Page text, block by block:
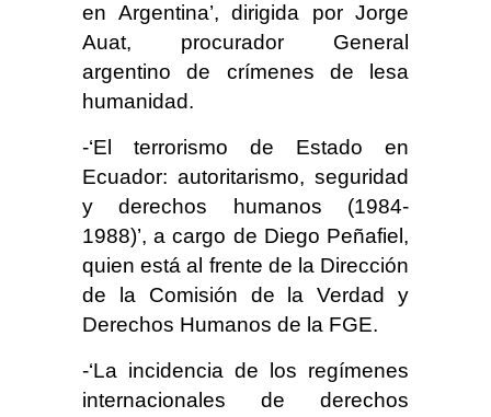
en Argentina’, dirigida por Jorge
Auat, procurador General
argentino de crímenes de lesa
humanidad.
-‘El terrorismo de Estado en
Ecuador: autoritarismo, seguridad
y derechos humanos (1984-
1988)’, a cargo de Diego Peñafiel,
quien está al frente de la Dirección
de la Comisión de la Verdad y
Derechos Humanos de la FGE.
-‘La incidencia de los regímenes
internacionales de derechos